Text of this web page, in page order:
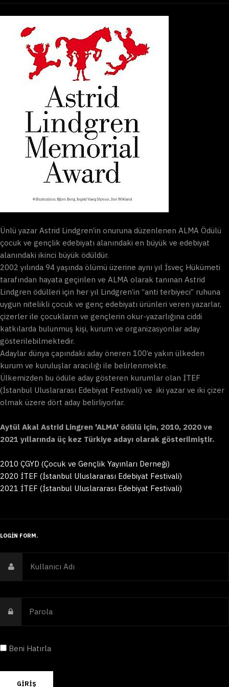
Ünlü yazar Astrid Lindgren’in onuruna düzenlenen ALMA Ödülü
çocuk ve gençlik edebiyatı alanındaki en büyük ve edebiyat
alanındaki ikinci büyük ödüldür.
2002 yılında 94 yaşında ölümü üzerine aynı yıl İsveç Hükümeti
tarafından hayata geçirilen ve ALMA olarak tanınan Astrid
Lindgren ödülleri için her yıl Lindgren’in “anti terbiyeci” ruhuna
uygun nitelikli çocuk ve genç edebiyatı ürünleri veren yazarlar,
çizerler ile çocukların ve gençlerin okur-yazarlığına ciddi
katkılarda bulunmuş kişi, kurum ve organizasyonlar aday
gösterilebilmektedir.
Adaylar dünya çapındaki aday öneren 100’e yakın ülkeden
kurum ve kuruluşlar aracılığı ile belirlenmekte.
Ülkemizden bu ödüle aday gösteren kurumlar olan İTEF
(İstanbul Uluslararası Edebiyat Festivali) ve iki yazar ve iki çizer
olmak üzere dört aday belirliyorlar.
Aytül Akal Astrid Lingren 'ALMA' ödülü için, 2010, 2020 ve
2021 yıllarında üç kez Türkiye adayı olarak gösterilmiştir.
2010 ÇGYD (Çocuk ve Gençlik Yayınları Derneği)
2020 İTEF (İstanbul Uluslararası Edebiyat Festivali)
2021 İTEF (İstanbul Uluslararası Edebiyat Festivali)
LOGIN FORM
Beni Hatırla